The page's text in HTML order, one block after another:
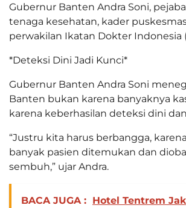
Gubernur Banten Andra Soni,
tenaga kesehatan, kader
perwakilan Ikatan Dokter Indonesia
*Deteksi Dini Jadi Kunci*
Gubernur Banten Andra Soni
Banten bukan karena banyaknya
karena keberhasilan deteksi dini
“Justru kita harus berbangga,
banyak pasien ditemukan dan
sembuh,” ujar Andra.
BACA JUGA : Hotel Tentrem